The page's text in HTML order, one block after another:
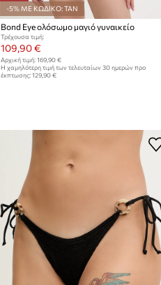
-5% ΜΕ ΚΩΔΙΚΟ: TAN
Bond Eye ολόσωμο μαγιό γυναικείο
Τρέχουσα τιμή:
109,90 €
Αρχική τιμή: 169,90 €
Η χαμηλότερη τιμή των τελευταίων 30 ημερών προ
έκπτωσης: 129,90 €